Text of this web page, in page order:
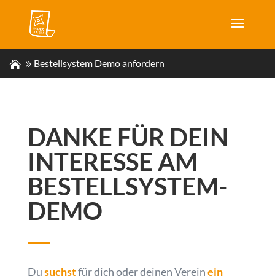
Bestellsystem Demo anfordern
DANKE FÜR DEIN
INTERESSE AM
BESTELL­SYSTEM-
DEMO
Dusuchstfür dich oder deinen Vereinein